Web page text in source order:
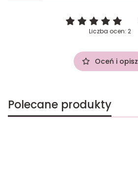
Liczba ocen: 2
Oceń i opisz
Polecane produkty